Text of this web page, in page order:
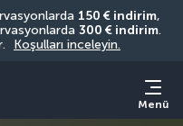
150 € indirim
300 € indirim.
Koşulları inceleyin.
Menü